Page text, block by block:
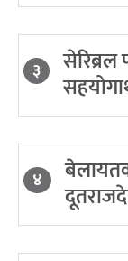
३ सेरिब्रल
४